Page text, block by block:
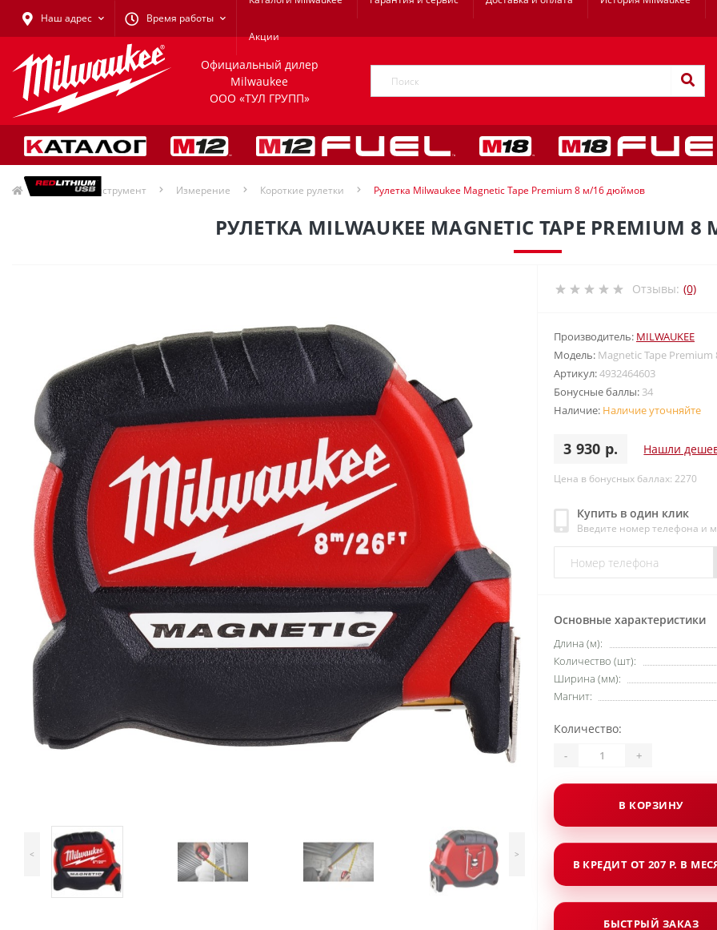
Наш адрес Время работы
Акции
Официальный дилер
Milwaukee
ООО «ТУЛ ГРУПП»
Ручной инструмент Измерение Короткие рулетки Рулетка Milwaukee Magnetic Tape Premium 8 м/16 дюймов
РУЛЕТКА MILWAUKEE MAGNETIC TAPE
< >
Отзывы: (0)
Производитель: MILWAUKEE
Модель: Magnetic Tape
Артикул:4932464603
Бонусные баллы: 34
Наличие: Наличие уточняйте
3 930 р. Нашли
Цена в бонусных баллах: 2270
Купить в один клик
Введите номер телефона и
Основные характеристики
Длина (м):
Количество (шт):
Ширина (мм):
Магнит:
Количество:
- +
В КОРЗИНУ
В КРЕДИТ ОТ 207 Р. В
БЫСТРЫЙ ЗАКАЗ